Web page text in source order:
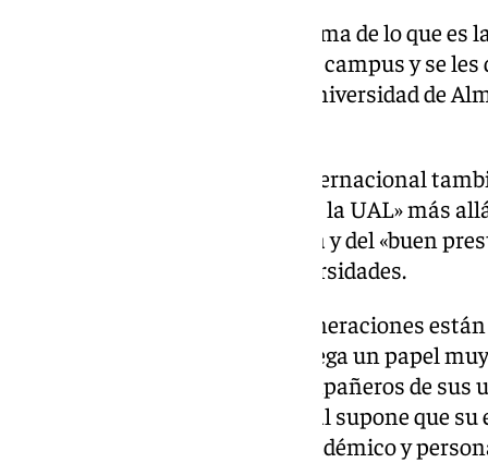
«Aquí se les muestra un panorama de lo que
presentan las instalaciones del campus y se
potencialidades que reúne la Universidad de
El vicerrector de Proyección Internacional
han tenido en informarse sobre la UAL» más
que la propia institución realiza y del «buen
de los acuerdos con otras universidades.
«Ya sabemos que las nuevas generaciones
mundo digital, pero también juega un papel
información de los propios compañeros de
experiencia previamente, lo cual supone que
provecho para su desarrollo académico y